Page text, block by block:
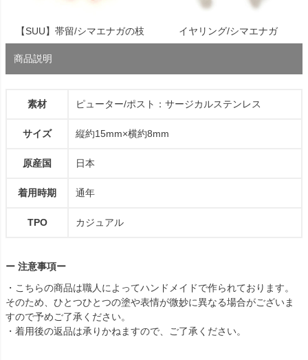
【SUU】帯留/シマエナガの枝 イヤリング/シマエナガ
商品説明
素材 ピューター/ポスト：サージカルステンレス
サイズ 縦約15mm×横約8mm
原産国 日本
着用時期 通年
TPO カジュアル
ー 注意事項ー
・こちらの商品は職人によってハンドメイドで作られております。
そのため、ひとつひとつの塗や表情が微妙に異なる場合がございま
すので予めご了承ください。
・着用後の返品は承りかねますので、ご了承ください。